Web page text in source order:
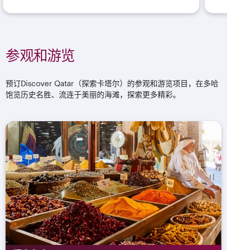
参观和游览
预订Discover Qatar（探索卡塔尔）的参观和游览项目，在多哈
饱览历史名胜、流连于美丽的海滩，探索更多精彩。